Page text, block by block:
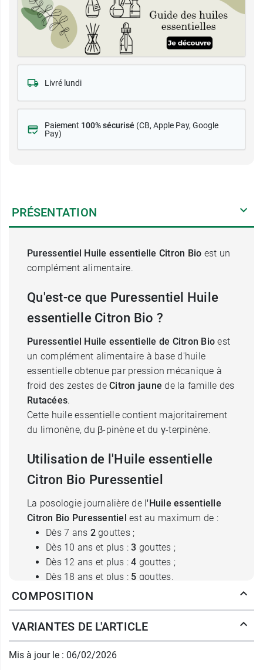
Livré lundi
Paiement 100% sécurisé (CB, Apple Pay, Google
Pay)
PRÉSENTATION
Puressentiel Huile essentielle Citron Bio est un
complément alimentaire.
Qu'est-ce que Puressentiel Huile
essentielle Citron Bio ?
Puressentiel Huile essentielle de Citron Bioest
un complément alimentaire à base d'huile
essentielle obtenue par pression mécanique à
froid des zestes de Citron jaunede la famille des
Rutacées.
Cette huile essentielle contient majoritairement
du limonène, du β-pinène et du γ-terpinène.
Utilisation de l'Huile essentielle
Citron Bio Puressentiel
La posologie journalière de l'Huile essentielle
Citron Bio Puressentiel est au maximum de :
Dès 7 ans 2gouttes ;
Dès 10 ans et plus :3 gouttes ;
Dès 12 ans et plus :4 gouttes ;
Dès 18 ans et plus : 5 gouttes.
Elle est à prendre sur un comprimé neutre
d'olive ou 1/4 de sucre).
Ne pas utiliser cette huile essentielle pure, sans
COMPOSITION
VARIANTES DE L'ARTICLE
Mis à jour le : 06/02/2026